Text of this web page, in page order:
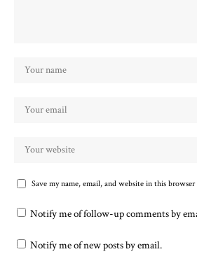
Save my name, email, and website in this
Notify me of follow-up comments by
Notify me of new posts by email.